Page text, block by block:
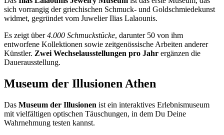
sich vorrangig der griechischen Schmuck- und Goldschmiedekunst
widmet, gegründet vom Juwelier Ilias Lalaounis.
Es zeigt über4.000 Schmuckstücke, darunter 50 von ihm
entworfene Kollektionen sowie zeitgenössische Arbeiten anderer
Künstler. Zwei Wechselausstellungen pro Jahr ergänzen die
Dauerausstellung.
Museum der Illusionen Athen
Das Museum der Illusionen ist ein interaktives Erlebnismuseum
mit vielfältigen optischen Täuschungen, in dem Du Deine
Wahrnehmung testen kannst.